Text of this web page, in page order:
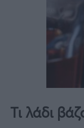
Τι λάδι